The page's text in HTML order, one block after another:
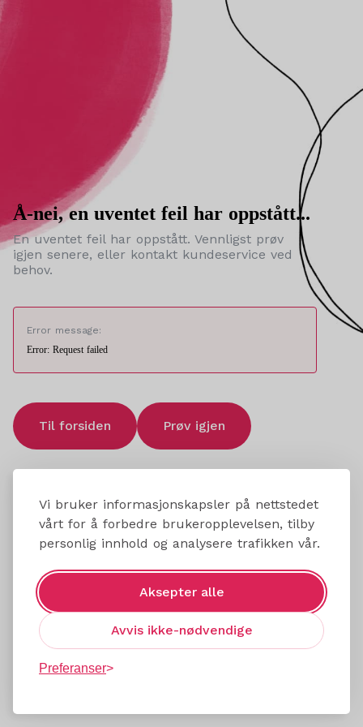
Vi bruker informasjonskapsler på nettstedet
vårt for å forbedre brukeropplevelsen, tilby
personlig innhold og analysere trafikken vår.
Aksepter alle
Avvis ikke-nødvendige
Preferanser
Å-nei, en uventet feil har oppstått...
En uventet feil har oppstått. Vennligst prøv
igjen senere, eller kontakt kundeservice ved
behov.
Error message:
Error: Request failed
Til forsiden Prøv igjen